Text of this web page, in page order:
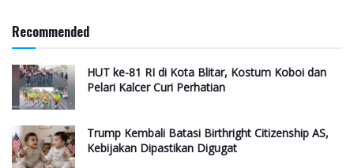
Recommended
HUT ke-81 RI di Kota Blitar, Kostum Koboi dan
Pelari Kalcer Curi Perhatian
Trump Kembali Batasi Birthright Citizenship AS,
Kebijakan Dipastikan Digugat